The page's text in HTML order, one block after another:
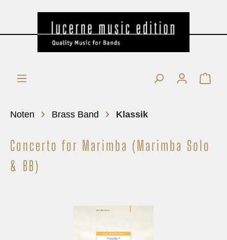
Noten Brass Band Klassik
Concerto for Marimba (Marimba Solo
& BB)